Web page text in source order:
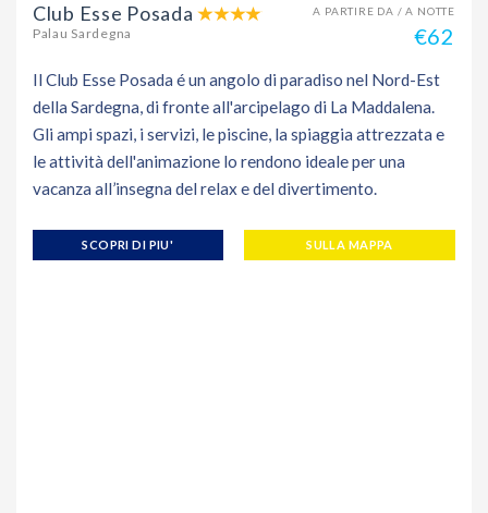
A PARTIRE DA / A NOTTE
€62
Club Esse Posada
Palau Sardegna
Il Club Esse Posada é un angolo di paradiso nel Nord-Est
della Sardegna, di fronte all'arcipelago di La Maddalena.
Gli ampi spazi, i servizi, le piscine, la spiaggia attrezzata e
le attività dell'animazione lo rendono ideale per una
vacanza all’insegna del relax e del divertimento.
SCOPRI DI PIU' SULLA MAPPA